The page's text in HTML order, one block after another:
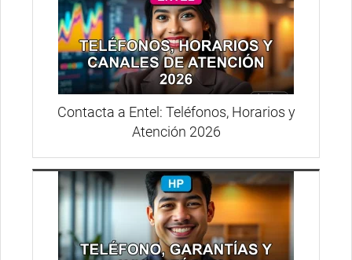
Contacta a Entel: Teléfonos, Horarios y
Atención 2026